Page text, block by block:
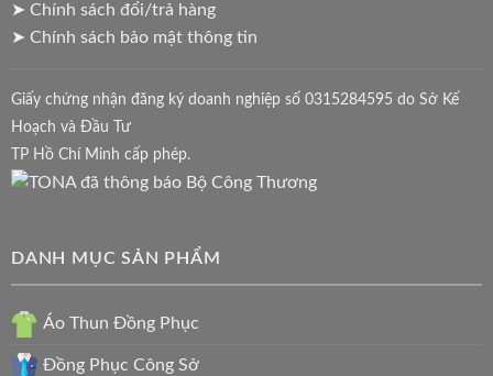
➤ Chính sách đổi/trả hàng
➤ Chính sách bảo mật thông tin
Giấy chứng nhận đăng ký doanh nghiệp số 0315284595 do Sở Kế
Hoạch và Đầu Tư
TP Hồ Chí Minh cấp phép.
DANH MỤC SẢN PHẨM
Áo Thun Đồng Phục
Đồng Phục Công Sở